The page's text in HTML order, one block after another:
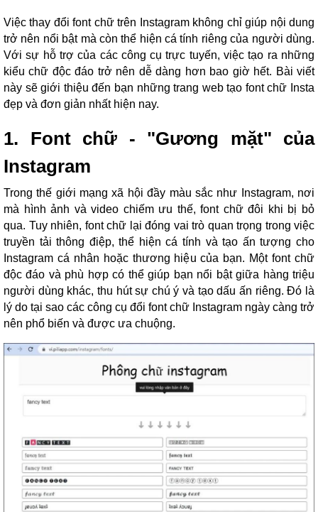
Việc thay đổi font chữ trên Instagram không chỉ giúp nội dung
trở nên nổi bật mà còn thể hiện cá tính riêng của người dùng.
Với sự hỗ trợ của các công cụ trực tuyến, việc tạo ra những
kiểu chữ độc đáo trở nên dễ dàng hơn bao giờ hết. Bài viết
này sẽ giới thiệu đến bạn những trang web tạo font chữ Insta
đẹp và đơn giản nhất hiện nay.
1. Font chữ - "Gương mặt" của
Instagram
Trong thế giới mạng xã hội đầy màu sắc như Instagram, nơi
mà hình ảnh và video chiếm ưu thế, font chữ đôi khi bị bỏ
qua. Tuy nhiên, font chữ lại đóng vai trò quan trọng trong việc
truyền tải thông điệp, thể hiện cá tính và tạo ấn tượng cho
Instagram cá nhân hoặc thương hiệu của bạn. Một font chữ
độc đáo và phù hợp có thể giúp bạn nổi bật giữa hàng triệu
người dùng khác, thu hút sự chú ý và tạo dấu ấn riêng. Đó là
lý do tại sao các công cụ đổi font chữ Instagram ngày càng trở
nên phổ biến và được ưa chuộng.